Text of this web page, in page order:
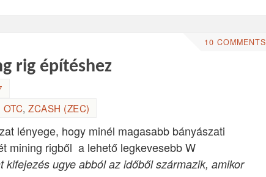
10 COMMENTS
rig építéshez
OTC, ZCASH (ZEC)
lényege, hogy minél magasabb bányászati
mining rigből a lehető legkevesebb W
kifejezés ugye abból az időből származik, amikor